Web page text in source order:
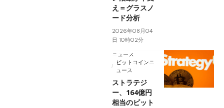
え＝グラスノ
ード分析
2026年08月04
日 10時02分
ニュース
ビットコインニ
ュース
ストラテジ
ー、164億円
相当のビット